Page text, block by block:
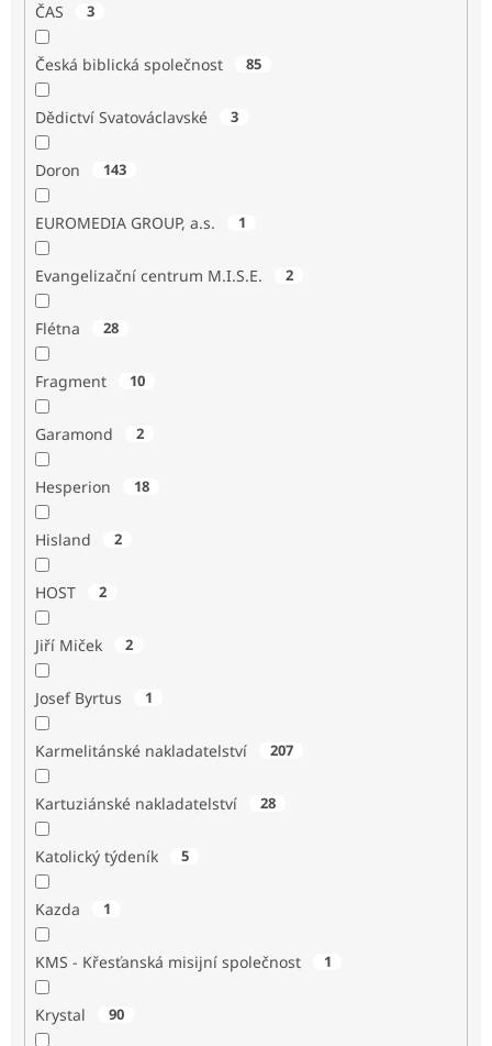
ČAS 3
Česká biblická společnost 85
Dědictví Svatováclavské 3
Doron 143
EUROMEDIA GROUP, a.s. 1
Evangelizační centrum M.I.S.E. 2
Flétna 28
Fragment 10
Garamond 2
Hesperion 18
Hisland 2
HOST 2
Jiří Miček 2
Josef Byrtus 1
Karmelitánské nakladatelství 207
Kartuziánské nakladatelství 28
Katolický týdeník 5
Kazda 1
KMS - Křesťanská misijní společnost 1
Krystal 90